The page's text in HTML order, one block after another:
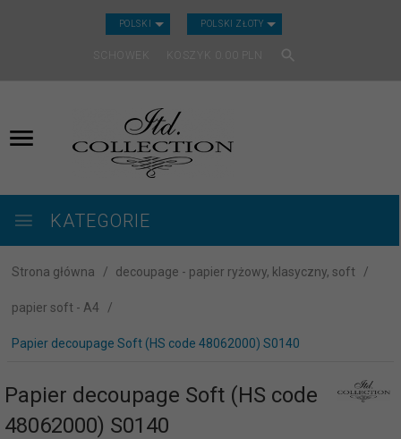
POLSKI CURRENCY_H
POLSKI ZŁOTY
SCHOWEK KOSZYK
KATEGORIE
Strona główna decoupage - papier ryżowy, klasyczny, soft
papier soft - A4
Papier decoupage Soft (HS code 48062000) S0140
Papier decoupage Soft (HS code
48062000) S0140